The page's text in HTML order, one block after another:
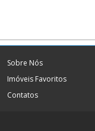
Sobre Nós
Imóveis Favoritos
Contatos